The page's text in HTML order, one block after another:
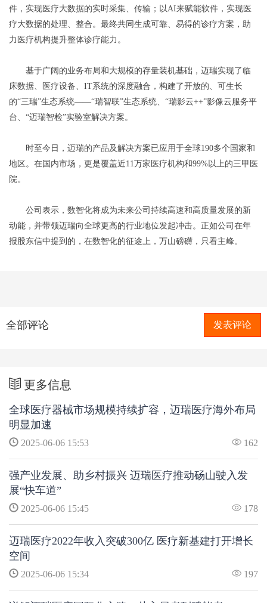
件，实现医疗大数据的实时采集、传输；以AI来赋能软件，实现医
疗大数据的处理、整合。最终共同生成可靠、易得的诊疗方案，助
力医疗机构提升整体诊疗能力。
基于广阔的业务布局和大规模的存量装机基础，迈瑞实现了临
床数据、医疗设备、IT系统的深度融合，构建了开放的、可生长
的“三瑞”生态系统——“瑞智联”生态系统、“瑞影云++”影像云服务平
台、“迈瑞智检”实验室解决方案。
时至今日，迈瑞的产品及解决方案已应用于全球190多个国家和
地区。在国内市场，更是覆盖近11万家医疗机构和99%以上的三甲医
院。
公司表示，数智化将成为未来公司持续高速和高质量发展的新
动能，并带领迈瑞向全球更高的行业地位发起冲击。正如公司在年
报股东信中提到的，在数智化的征途上，万山磅礴，只看主峰。
全部评论 发表评论
更多信息
全球医疗器械市场规模持续扩容，迈瑞医疗海外布局
明显加速
2025-06-06 15:53 162
强产业发展、助乡村振兴 迈瑞医疗推动砀山驶入发
展“快车道”
2025-06-06 15:45 178
迈瑞医疗2022年收入突破300亿 医疗新基建打开增长
空间
2025-06-06 15:34 197